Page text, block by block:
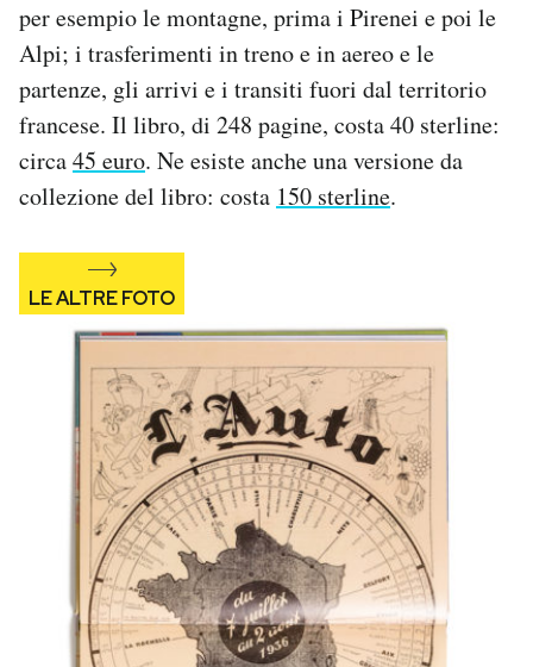
per esempio le montagne, prima i Pirenei e poi le
Alpi; i trasferimenti in treno e in aereo e le
partenze, gli arrivi e i transiti fuori dal territorio
francese. Il libro, di 248 pagine, costa 40 sterline:
circa45 euro. Ne esiste anche una versione da
collezione del libro: costa 150 sterline.